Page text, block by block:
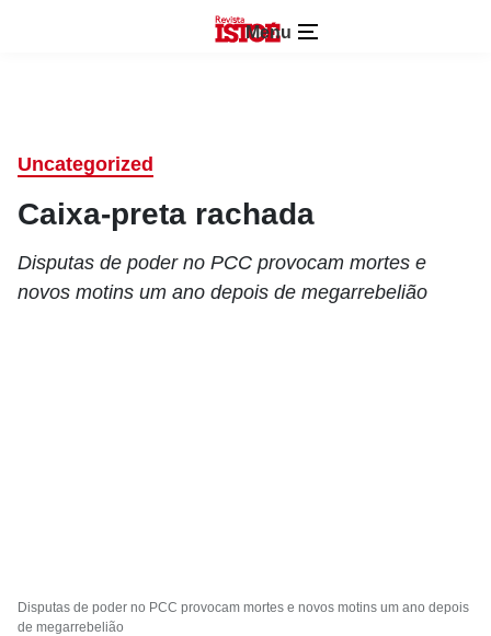
Menu
Uncategorized
Caixa-preta rachada
Disputas de poder no PCC provocam mortes e
novos motins um ano depois de megarrebelião
Disputas de poder no PCC provocam mortes e novos motins um ano depois
de megarrebelião